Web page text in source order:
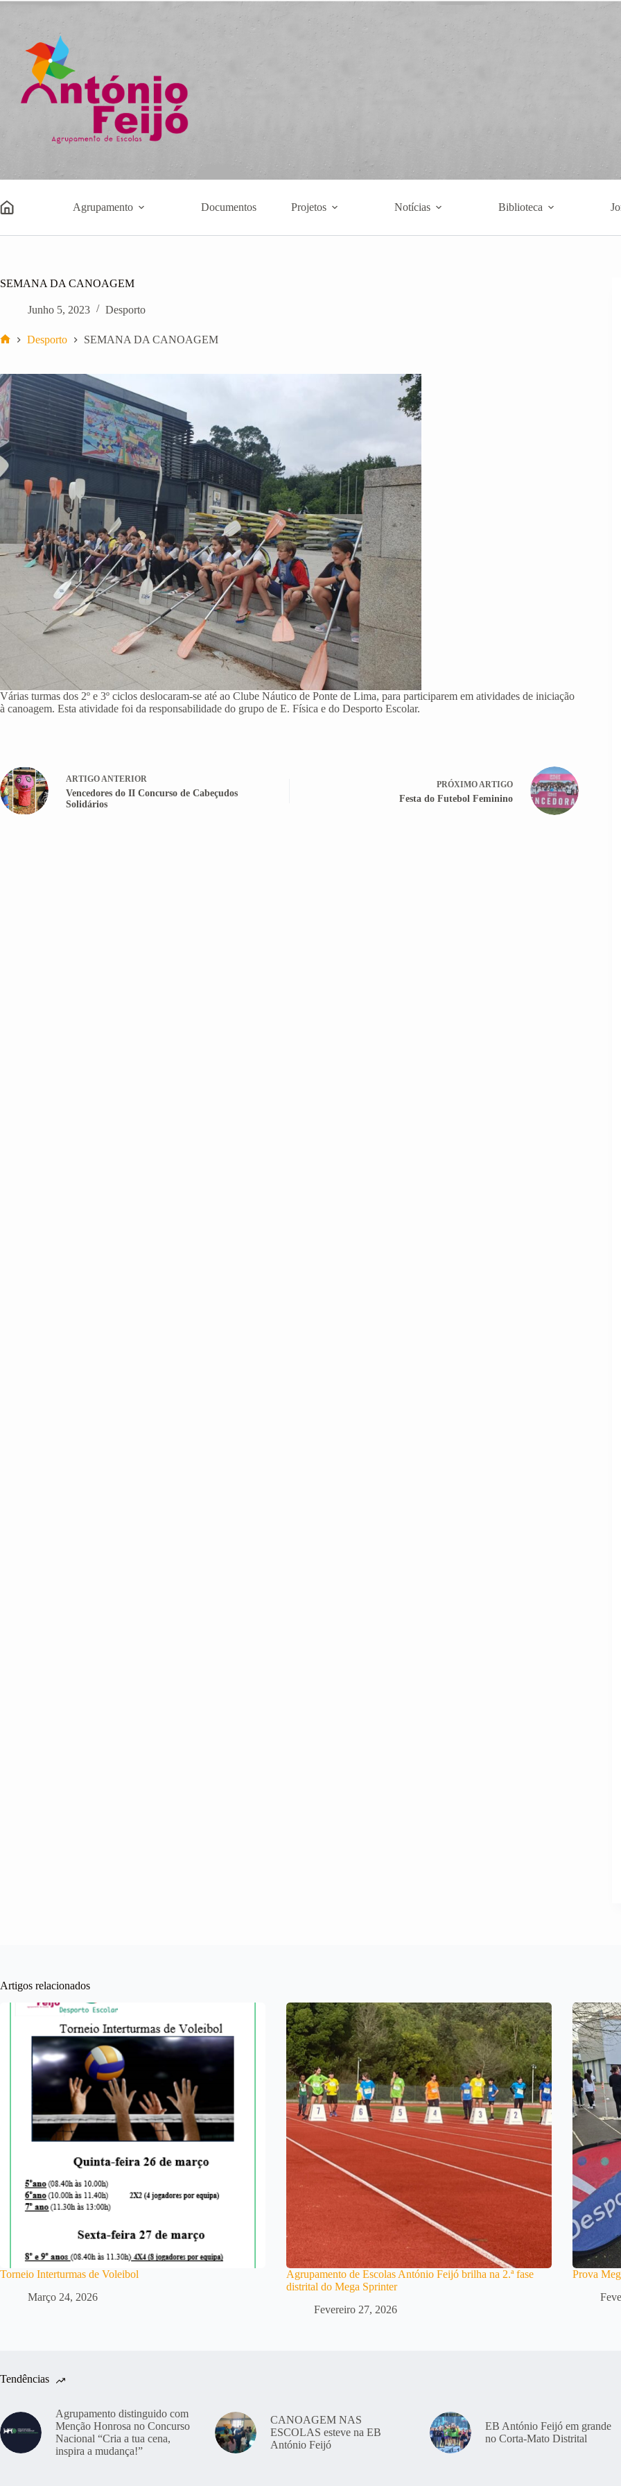
Pular
conteúdo
Agrupamento Documentos Projetos Notícias Biblioteca
SEMANA DA CANOAGEM
Junho 5, 2023 Desporto
Desporto SEMANA DA CANOAGEM
Várias turmas dos 2º e 3º ciclos deslocaram-se até ao Clube Náutico de Ponte de Lima, para participarem em atividades de iniciação
à canoagem. Esta atividade foi da responsabilidade do grupo de E. Física e do Desporto Escolar.
ARTIGOANTERIOR
Vencedores do II Concurso de Cabeçudos
Solidários
PRÓXIMOARTIGO
Festa do Futebol Feminino
Artigos relacionados
Torneio Interturmas de Voleibol
Março 24, 2026
Agrupamento de Escolas António Feijó brilha na 2.ª fase
distrital do Mega Sprinter
Fevereiro 27, 2026
Prova
Tendências
Agrupamento distinguido com
Menção Honrosa no Concurso
Nacional “Cria a tua cena,
inspira a mudança!”
CANOAGEM NAS
ESCOLAS esteve na EB
António Feijó
EB António Feijó em grande
no Corta-Mato Distrital